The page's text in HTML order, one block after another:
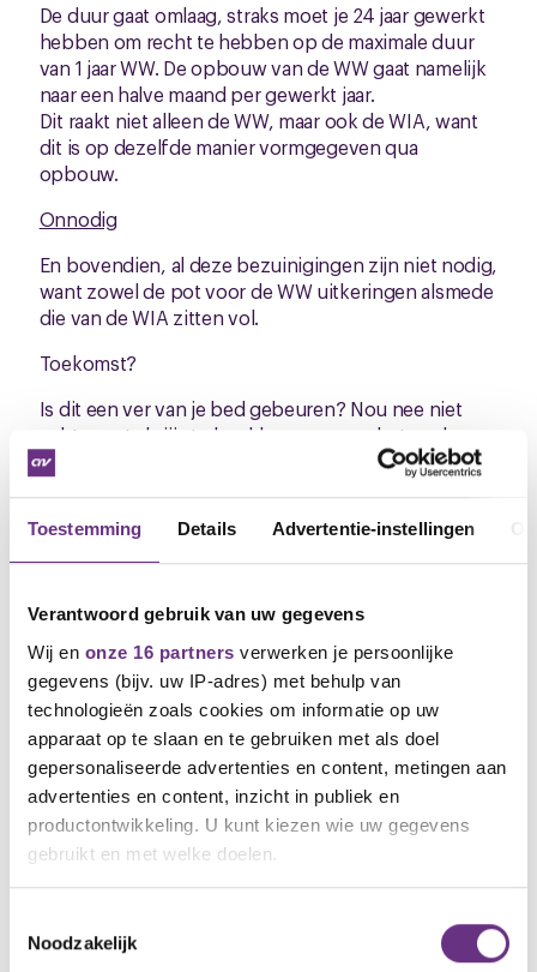
Toestemming Details Advertentie-instellingen
Verantwoord gebruik van uw gegevens
Wij en onze 16 partners verwerken je persoonlijke
gegevens (bijv. uw IP-adres) met behulp van
technologieën zoals cookies om informatie op uw
apparaat op te slaan en te gebruiken met als doel
gepersonaliseerde advertenties en content, metingen aan
advertenties en content, inzicht in publiek en
productontwikkeling. U kunt kiezen wie uw gegevens
gebruikt en met welke doelen.
Informatie verzamelen over uw geografische
Noodzakelijk
De duur gaat omlaag, straks moet je 24 jaar gewerkt
hebben om recht te hebben op de maximale duur
van 1 jaar WW. De opbouw van de WW gaat namelijk
naar een halve maand per gewerkt jaar.
Dit raakt niet alleen de WW, maar ook de WIA, want
dit is op dezelfde manier vormgegeven qua
opbouw.
Onnodig
En bovendien, al deze bezuinigingen zijn niet nodig,
want zowel de pot voor de WW uitkeringen alsmede
die van de WIA zitten vol.
Toekomst?
Is dit een ver van je bed gebeuren? Nou nee niet
echt, want als jij straks elders weer aan het werk
komt en je komt in de WW en de plannen zijn
ingegaan, krijg jij hier ook mee te maken, ook als je al
wordt maximaal 1 jaar. De plannen van het kabinet
zijn momenteel zelf zo dat als je al een WIA uitkering
bedragen.
Wil je meer weten over de gevolgen van deze
plannen?
Kom dan naar 1 van onderstaande gezamenlijke
leden en niet leden bijeenkomsten op:
Donderdag 21 mei aanstaande
14.00 uur – 15.00 uur
In de kantine van jullie bedrijf